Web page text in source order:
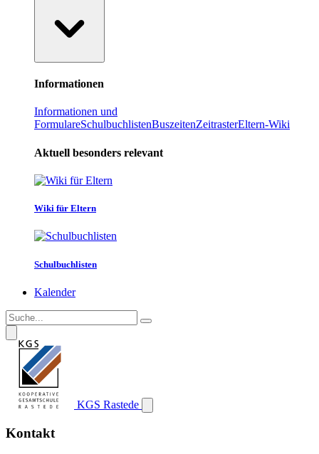
Informationen
Informationen und
FormulareSchulbuchlistenBuszeitenZeitrasterEltern-Wiki
Aktuell besonders relevant
Wiki für Eltern
Schulbuchlisten
Kalender
KGS Rastede
Kontakt